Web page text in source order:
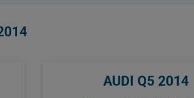
AUDI Q5 2014